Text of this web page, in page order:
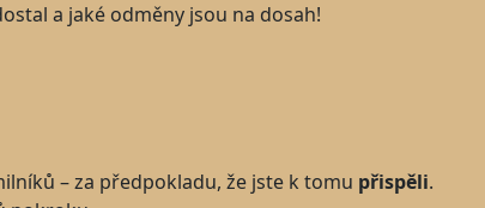
a jaké odměny jsou na dosah!
– za předpokladu, že jste k tomu přispěli.